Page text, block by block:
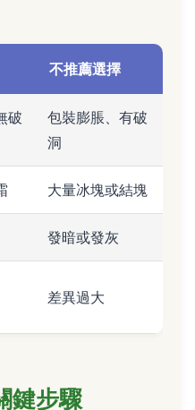
不推薦選擇
破
包裝膨脹、有破
洞
大量冰塊或結塊
發暗或發灰
差異過大
鍵步驟